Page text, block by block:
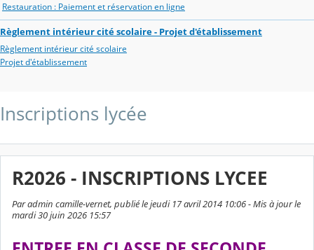
Restauration : Paiement et réservation en ligne
Règlement intérieur cité scolaire - Projet d'établissement
Règlement intérieur cité scolaire
Projet d'établissement
Inscriptions lycée
R2026 - INSCRIPTIONS LYCEE
Par admin camille-vernet, publié le jeudi 17 avril 2014 10:06 - Mis à jour le
mardi 30 juin 2026 15:57